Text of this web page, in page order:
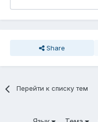
Share
Перейти к списку тем